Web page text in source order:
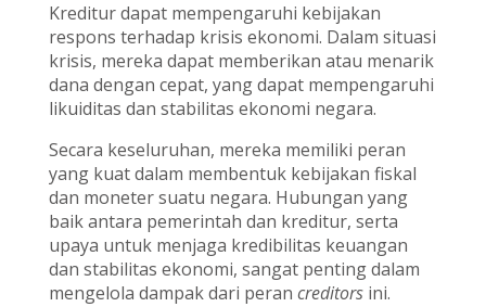
Kreditur dapat mempengaruhi kebijakan
respons terhadap krisis ekonomi. Dalam situasi
krisis, mereka dapat memberikan atau menarik
dana dengan cepat, yang dapat mempengaruhi
likuiditas dan stabilitas ekonomi negara.
Secara keseluruhan, mereka memiliki peran
yang kuat dalam membentuk kebijakan fiskal
dan moneter suatu negara. Hubungan yang
baik antara pemerintah dan kreditur, serta
upaya untuk menjaga kredibilitas keuangan
dan stabilitas ekonomi, sangat penting dalam
mengelola dampak dari peran creditorsini.